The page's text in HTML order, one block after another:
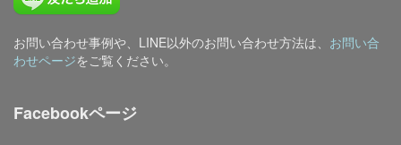
お問い合わせ事例や、LINE以外のお問い合わせ方法は、 お問い合
わせページをご覧ください。
Facebookページ